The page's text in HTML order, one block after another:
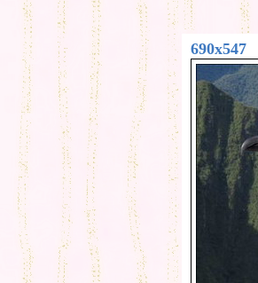
690x547